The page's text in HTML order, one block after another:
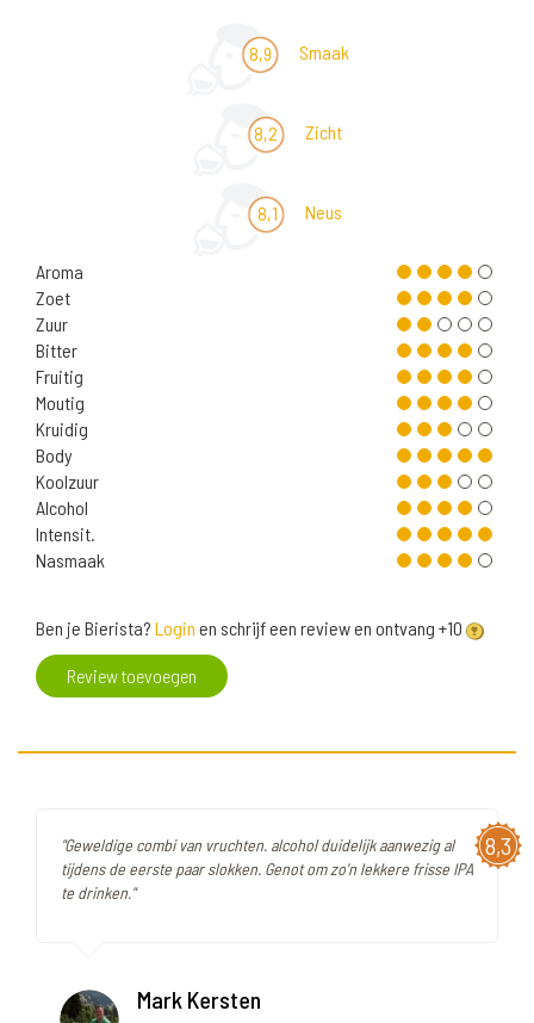
8,9 Smaak
8,2 Zicht
8,1 Neus
Aroma
Zoet
Zuur
Bitter
Fruitig
Moutig
Kruidig
Body
Koolzuur
Alcohol
Intensit.
Nasmaak
Ben je Bierista? Login en schrijf een review en ontvang +10
Review toevoegen
8,3
"Geweldige combi van vruchten. alcohol duidelijk aanwezig al
tijdens de eerste paar slokken. Genot om zo'n lekkere frisse IPA
te drinken."
Mark Kersten